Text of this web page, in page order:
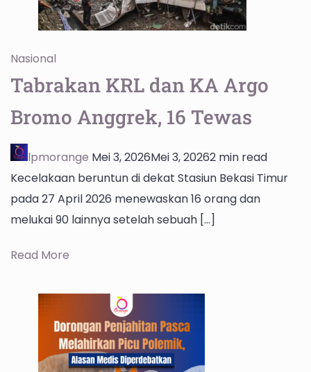
Nasional
Tabrakan KRL dan KA Argo
Bromo Anggrek, 16 Tewas
lpmorange Mei 3, 2026Mei 3, 20262 min read
Kecelakaan beruntun di dekat Stasiun Bekasi Timur
pada 27 April 2026 menewaskan 16 orang dan
melukai 90 lainnya setelah sebuah […]
Read More